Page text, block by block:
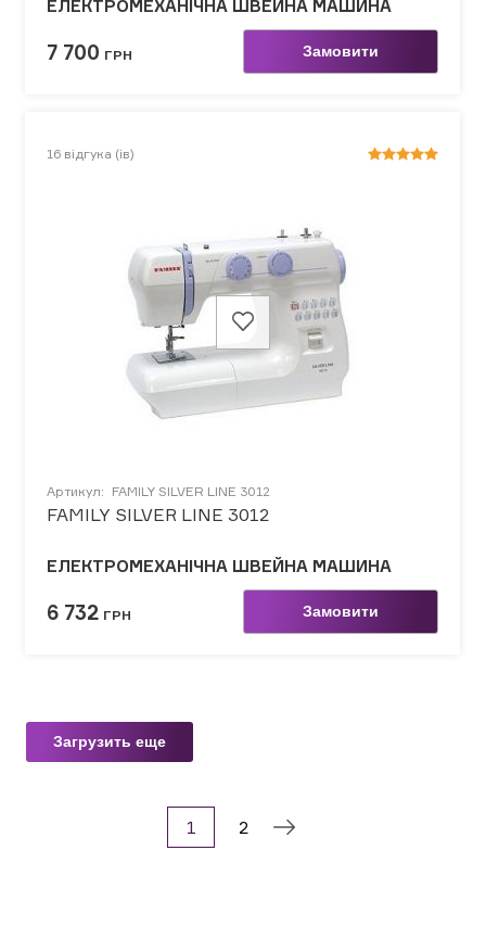
ЕЛЕКТРОМЕХАНІЧНА ШВЕЙНА МАШИНА
7 700 ГРН Замовити
16 відгука (ів)
Артикул: FAMILY SILVER LINE 3012
FAMILY SILVER LINE 3012
ЕЛЕКТРОМЕХАНІЧНА ШВЕЙНА МАШИНА
6 732 ГРН Замовити
Загрузить еще
1 2